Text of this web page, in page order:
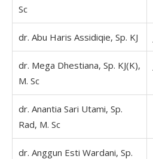
Sc
dr. Abu Haris Assidiqie, Sp. KJ
dr. Mega Dhestiana, Sp. KJ(K),
M. Sc
dr. Anantia Sari Utami, Sp.
Rad, M. Sc
dr. Anggun Esti Wardani, Sp.